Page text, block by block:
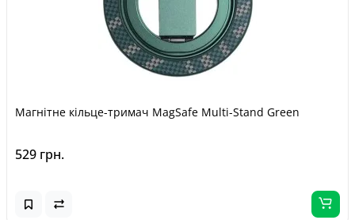
Магнітне кільце-тримач MagSafe Multi-Stand Green
529 грн.